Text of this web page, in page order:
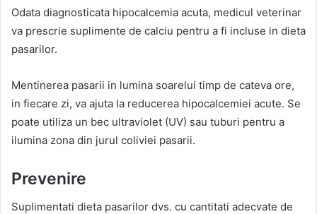
Odata diagnosticata hipocalcemia acuta, medicul veterinar
va prescrie suplimente de calciu pentru a fi incluse in dieta
pasarilor.
Mentinerea pasarii in lumina soarelui timp de cateva ore,
in fiecare zi, va ajuta la reducerea hipocalcemiei acute. Se
poate utiliza un bec ultraviolet (UV) sau tuburi pentru a
ilumina zona din jurul coliviei pasarii.
Prevenire
Suplimentati dieta pasarilor dvs. cu cantitati adecvate de